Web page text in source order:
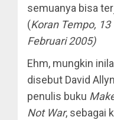
semuanya bisa
(Koran Tempo, 13
Februari 2005)
Ehm, mungkin
disebut David
penulis buku
Not War, sebagai